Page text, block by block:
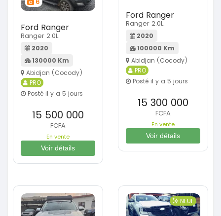
Ford Ranger
Ranger 2.0L
2020
130000 Km
Abidjan (Cocody)
PRO
Posté il y a 5 jours
15 500 000
FCFA
En vente
Voir détails
Ford Ranger
Ranger 2.0L.
2020
100000 Km
Abidjan (Cocody)
PRO
Posté il y a 5 jours
15 300 000
FCFA
En vente
Voir détails
NEUF